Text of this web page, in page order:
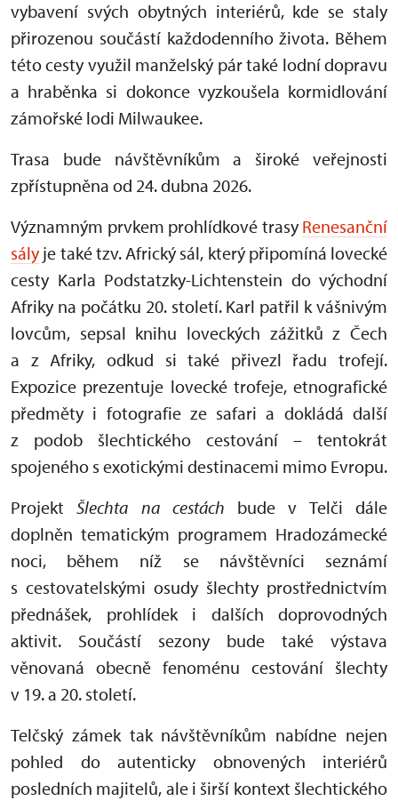
vybavení svých obytných interiérů, kde se staly
přirozenou součástí každodenního života. Během
této cesty využil manželský pár také lodní dopravu
a hraběnka si dokonce vyzkoušela kormidlování
zámořské lodi Milwaukee.
Trasa bude návštěvníkům a široké veřejnosti
zpřístupněna od 24. dubna 2026.
Významným prvkem prohlídkové trasy Renesanční
sályje také tzv. Africký sál, který připomíná lovecké
cesty Karla Podstatzky-Lichtenstein do východní
Afriky na počátku 20. století. Karl patřil k vášnivým
lovcům, sepsal knihu loveckých zážitků z Čech
a z Afriky, odkud si také přivezl řadu trofejí.
Expozice prezentuje lovecké trofeje, etnografické
předměty i fotografie ze safari a dokládá další
z podob šlechtického cestování – tentokrát
spojeného s exotickými destinacemi mimo Evropu.
ProjektŠlechta na cestách bude v Telči dále
doplněn tematickým programem Hradozámecké
noci, během níž se návštěvníci seznámí
s cestovatelskými osudy šlechty prostřednictvím
přednášek, prohlídek i dalších doprovodných
aktivit. Součástí sezony bude také výstava
věnovaná obecně fenoménu cestování šlechty
v 19. a 20. století.
Telčský zámek tak návštěvníkům nabídne nejen
pohled do autenticky obnovených interiérů
posledních majitelů, ale i širší kontext šlechtického